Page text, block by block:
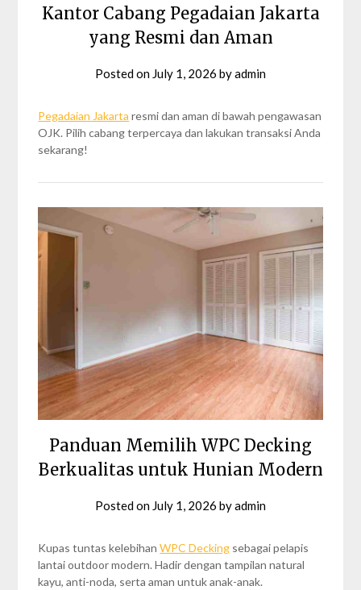
Kantor Cabang Pegadaian Jakarta
yang Resmi dan Aman
Posted on July 1, 2026 byadmin
Pegadaian Jakarta resmi dan aman di bawah pengawasan
OJK. Pilih cabang terpercaya dan lakukan transaksi Anda
sekarang!
Panduan Memilih WPC Decking
Berkualitas untuk Hunian Modern
Posted on July 1, 2026 byadmin
Kupas tuntas kelebihanWPC Decking sebagai pelapis
lantai outdoor modern. Hadir dengan tampilan natural
kayu, anti-noda, serta aman untuk anak-anak.